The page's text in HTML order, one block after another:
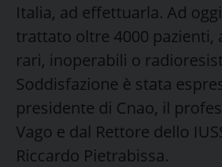
Italia, ad effettuarla. Ad
trattato oltre 4000
rari, inoperabili o
Soddisfazione è stata
presidente di Cnao, il
Vago e dal Rettore dello
Riccardo Pietrabissa.